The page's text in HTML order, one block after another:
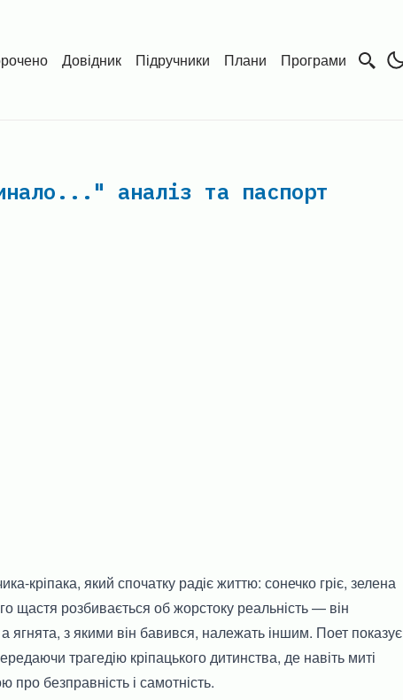
Довідник Підручники Плани Програми
аналіз та паспорт
кріпака, який спочатку радіє життю: сонечко гріє, зелена
щастя розбивається об жорстоку реальність — він
ягнята, з якими він бавився, належать іншим. Поет показує
трагедію кріпацького дитинства, де навіть миті
безправність і самотність.